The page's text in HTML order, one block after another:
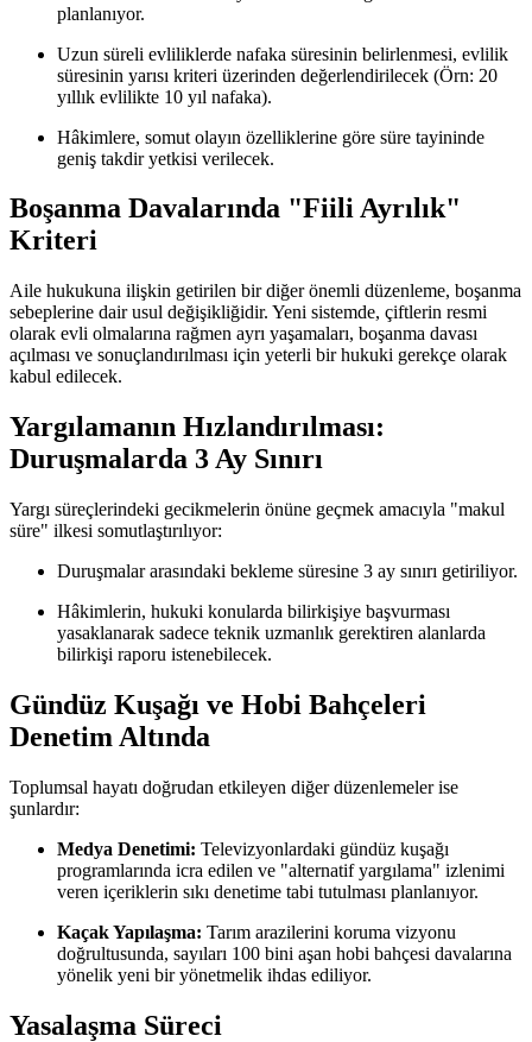
planlanıyor.
Uzun süreli evliliklerde nafaka süresinin belirlenmesi, evlilik
süresinin yarısı kriteri üzerinden değerlendirilecek (Örn: 20
yıllık evlilikte 10 yıl nafaka).
Hâkimlere, somut olayın özelliklerine göre süre tayininde
geniş takdir yetkisi verilecek.
Boşanma Davalarında "Fiili Ayrılık"
Kriteri
Aile hukukuna ilişkin getirilen bir diğer önemli düzenleme, boşanma
sebeplerine dair usul değişikliğidir. Yeni sistemde, çiftlerin resmi
olarak evli olmalarına rağmen ayrı yaşamaları, boşanma davası
açılması ve sonuçlandırılması için yeterli bir hukuki gerekçe olarak
kabul edilecek.
Yargılamanın Hızlandırılması:
Duruşmalarda 3 Ay Sınırı
Yargı süreçlerindeki gecikmelerin önüne geçmek amacıyla "makul
süre" ilkesi somutlaştırılıyor:
Duruşmalar arasındaki bekleme süresine 3 ay sınırı getiriliyor.
Hâkimlerin, hukuki konularda bilirkişiye başvurması
yasaklanarak sadece teknik uzmanlık gerektiren alanlarda
bilirkişi raporu istenebilecek.
Gündüz Kuşağı ve Hobi Bahçeleri
Denetim Altında
Toplumsal hayatı doğrudan etkileyen diğer düzenlemeler ise
şunlardır:
Medya Denetimi: Televizyonlardaki gündüz kuşağı
programlarında icra edilen ve "alternatif yargılama" izlenimi
veren içeriklerin sıkı denetime tabi tutulması planlanıyor.
Kaçak Yapılaşma: Tarım arazilerini koruma vizyonu
doğrultusunda, sayıları 100 bini aşan hobi bahçesi davalarına
yönelik yeni bir yönetmelik ihdas ediliyor.
Yasalaşma Süreci